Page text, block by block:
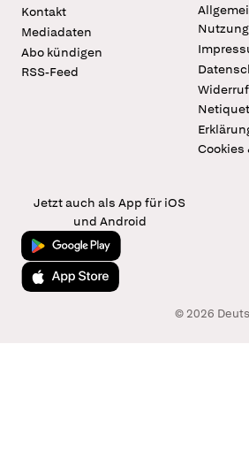
Kontakt
Mediadaten
Abo kündigen
RSS-Feed
Cookies
Jetzt auch als App für iOS
und Android
Jetzt bei Google Play
Laden im App Store
© 2026